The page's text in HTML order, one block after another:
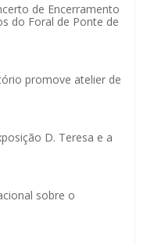
de Encerramento
do Foral de Ponte de
promove atelier de
D. Teresa e a
sobre o